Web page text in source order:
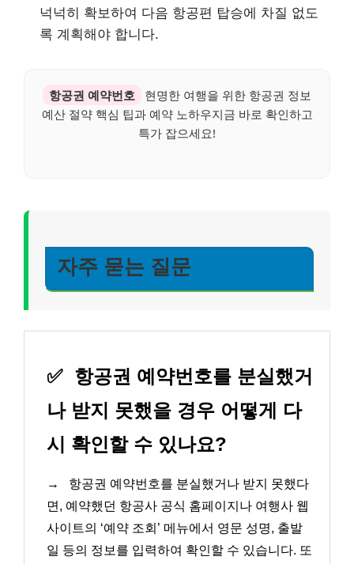
넉넉히 확보하여 다음 항공편 탑승에 차질 없도
록 계획해야 합니다.
항공권 예약번호
현명한 여행을 위한 항공권 정보
예산 절약 핵심 팁과 예약 노하우지금 바로 확인하고
특가 잡으세요!
자주 묻는 질문
✅ 항공권 예약번호를 분실했거
나 받지 못했을 경우 어떻게 다
시 확인할 수 있나요?
→
항공권 예약번호를 분실했거나 받지 못했다
면, 예약했던 항공사 공식 홈페이지나 여행사 웹
사이트의 ‘예약 조회’ 메뉴에서 영문 성명, 출발
일 등의 정보를 입력하여 확인할 수 있습니다. 또